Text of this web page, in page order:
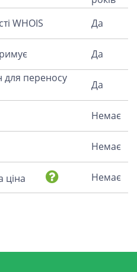
WHOIS
Да
Да
для переносу
Да
Немає
Немає
ціна Немає